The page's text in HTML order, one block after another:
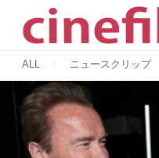
ALL ニュースクリップ